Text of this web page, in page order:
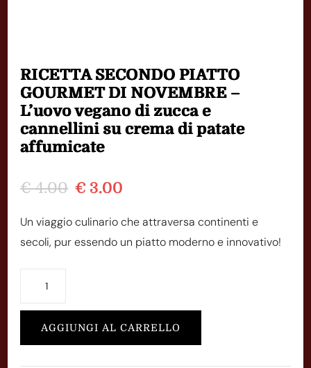
RICETTA SECONDO PIATTO
GOURMET DI NOVEMBRE –
L’uovo vegano di zucca e
cannellini su crema di patate
affumicate
€4.00 Il
originale
era:
€ 3.00
attuale
è:
Un viaggio culinario che attraversa continenti e
secoli, pur essendo un piatto moderno e innovativo!
AGGIUNGI AL CARRELLO